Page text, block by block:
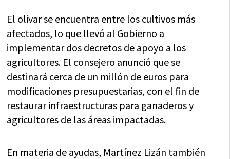
El olivar se encuentra entre los cultivos más
afectados, lo que llevó al Gobierno a
implementar dos decretos de apoyo a los
agricultores. El consejero anunció que se
destinará cerca de un millón de euros para
modificaciones presupuestarias, con el fin de
restaurar infraestructuras para ganaderos y
agricultores de las áreas impactadas.
En materia de ayudas, Martínez Lizán también